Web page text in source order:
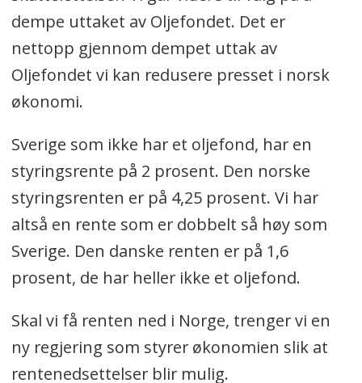
dempe uttaket av Oljefondet. Det er
nettopp gjennom dempet uttak av
Oljefondet vi kan redusere presset i norsk
økonomi.
Sverige som ikke har et oljefond, har en
styringsrente på 2 prosent. Den norske
styringsrenten er på 4,25 prosent. Vi har
altså en rente som er dobbelt så høy som
Sverige. Den danske renten er på 1,6
prosent, de har heller ikke et oljefond.
Skal vi få renten ned i Norge, trenger vi en
ny regjering som styrer økonomien slik at
rentenedsettelser blir mulig.